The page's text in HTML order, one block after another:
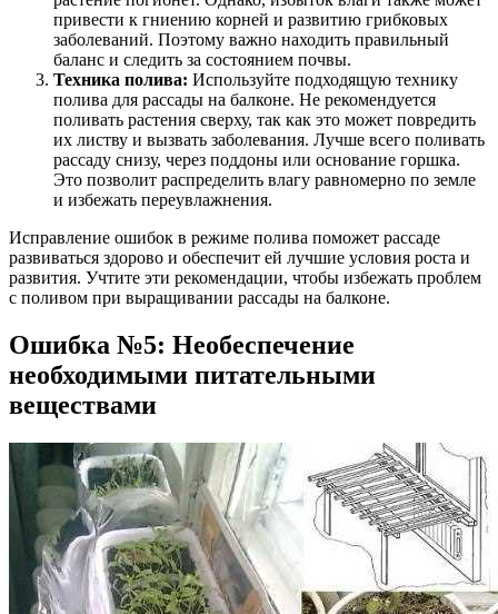
привести к гниению корней и развитию грибковых
заболеваний. Поэтому важно находить правильный
баланс и следить за состоянием почвы.
Техника полива: Используйте подходящую технику
полива для рассады на балконе. Не рекомендуется
поливать растения сверху, так как это может повредить
их листву и вызвать заболевания. Лучше всего поливать
рассаду снизу, через поддоны или основание горшка.
Это позволит распределить влагу равномерно по земле
и избежать переувлажнения.
Исправление ошибок в режиме полива поможет рассаде
развиваться здорово и обеспечит ей лучшие условия роста и
развития. Учтите эти рекомендации, чтобы избежать проблем
с поливом при выращивании рассады на балконе.
Ошибка №5: Необеспечение
необходимыми питательными
веществами